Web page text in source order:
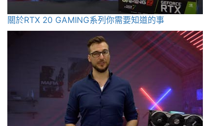
關於RTX 20 GAMING系列你需要知道的事